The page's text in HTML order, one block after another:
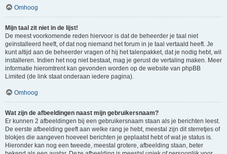
Omhoog
Mijn taal zit niet in de lijst!
De meest voorkomende reden hiervoor is dat de beheerder je taal niet
geïnstalleerd heeft, of dat nog niemand het forum in je taal vertaald heeft. Je
kunt altijd aan de beheerder vragen of hij het talenpakket, dat je nodig hebt, wil
installeren. Indien het nog niet bestaat, mag je gerust de vertaling maken. Meer
informatie hieromtrent kan gevonden worden op de website van phpBB
Limited (de link staat onderaan iedere pagina).
Omhoog
Wat zijn de afbeeldingen naast mijn gebruikersnaam?
Er kunnen 2 afbeeldingen bij een gebruikersnaam staan als je berichten leest.
De eerste afbeelding geeft aan welke rang je hebt, meestal zijn dit sterretjes of
blokjes die aangeven hoeveel berichten je geplaatst hebt of wat je status is.
Hieronder kan nog een tweede, meestal grotere, afbeelding staan, beter